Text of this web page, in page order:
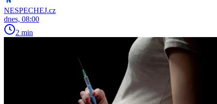
NESPECHEJ.cz
dnes, 08:00
2 min